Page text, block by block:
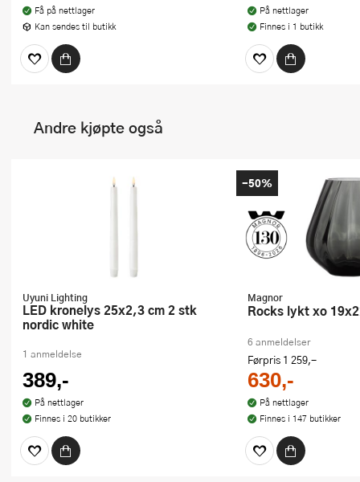
Få på nettlager
Kan sendes til butikk
På nettlager
Finnes i 1 butikk
Andre kjøpte også
Uyuni Lighting
LED kronelys 25x2,3 cm 2 stk
nordic white
1 anmeldelse
389,-
På nettlager
Finnes i 20 butikker
Magnor
Rocks lykt xo
6 anmeldelser
Førpris 1 259,-
630,-
På nettlager
Finnes i 147 butikker
-50%